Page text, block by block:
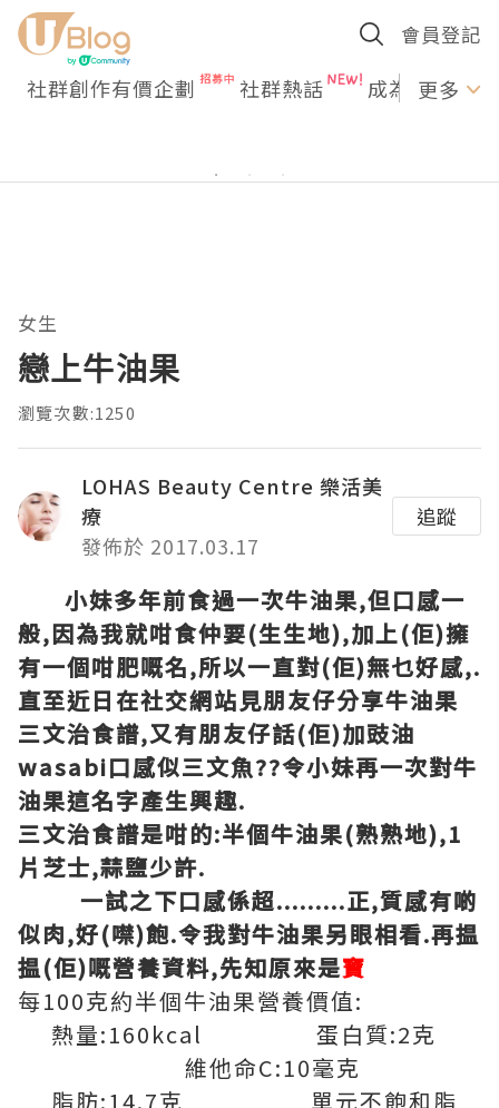
會員登記
社群創作有價企劃 社群熱話 成為U更多
女生
戀上牛油果
瀏覽次數:1250
LOHAS Beauty Centre 樂活美
療
發佈於 2017.03.17
追蹤
小妹多年前食過一次牛油果,但口感一
般,因為我就咁食仲要(生生地),加上(佢)擁
有一個咁肥嘅名,所以一直對(佢)無乜好感,.
直至近日在社交網站見朋友仔分享牛油果
三文治食譜,又有朋友仔話(佢)加豉油
wasabi口感似三文魚??令小妹再一次對牛
油果這名字產生興趣.
三文治食譜是咁的:半個牛油果(熟熟地),1
片芝士,蒜鹽少許.
一試之下口感係超.........正,質感有啲
似肉,好(噤)飽.令我對牛油果另眼相看.再揾
揾(佢)嘅營養資料,先知原來是寶
每100克約半個牛油果營養價值:
熱量:160kcal 蛋白質:2克
維他命C:10毫克
脂肪:14.7克 單元不飽和脂